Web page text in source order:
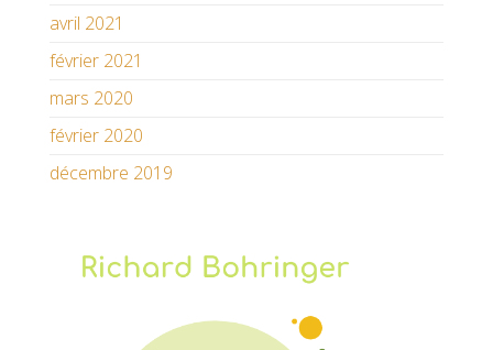
avril 2021
février 2021
mars 2020
février 2020
décembre 2019